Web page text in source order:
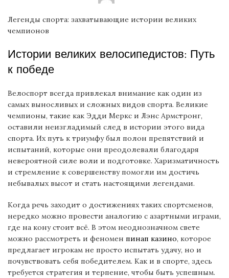
Легенды спорта: захватывающие истории великих
чемпионов
Истории великих велосипедистов: Путь
к победе
Велоспорт всегда привлекал внимание как один из
самых выносливых и сложных видов спорта. Великие
чемпионы, такие как Эдди Меркс и Лэнс Армстронг,
оставили неизгладимый след в истории этого вида
спорта. Их путь к триумфу был полон препятствий и
испытаний, которые они преодолевали благодаря
невероятной силе воли и подготовке. Харизматичность
и стремление к совершенству помогли им достичь
небывалых высот и стать настоящими легендами.
Когда речь заходит о достижениях таких спортсменов,
нередко можно провести аналогию с азартными играми,
где на кону стоит всё. В этом неоднозначном свете
можно рассмотреть и феномен пинап казино, которое
предлагает игрокам не просто испытать удачу, но и
почувствовать себя победителем. Как и в спорте, здесь
требуется стратегия и терпение, чтобы быть успешным.